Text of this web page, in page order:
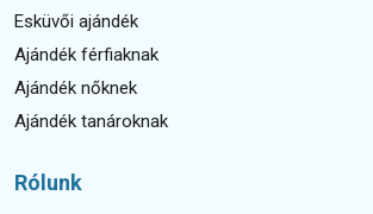
Esküvői ajándék
Ajándék férfiaknak
Ajándék nőknek
Ajándék tanároknak
Rólunk